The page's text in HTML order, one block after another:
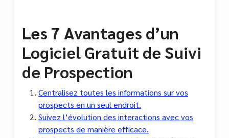
Les 7 Avantages d’un
Logiciel Gratuit de Suivi
de Prospection
Centralisez toutes les informations sur vos
prospects en un seul endroit.
Suivez l’évolution des interactions avec vos
prospects de manière efficace.